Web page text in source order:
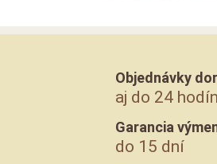
Objednávky
aj do 24 hodín
Garancia
do 15 dní